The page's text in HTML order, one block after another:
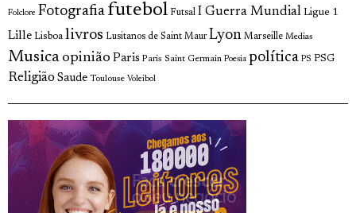
Folclore Fotografia futebol Futsal I Guerra Mundial Ligue 1
Lille Lisboa livros Lusitanos de Saint Maur Lyon Marseille Medias
Musica opinião Paris Paris Saint Germain Poesia política PS PSG
Religião Saude Toulouse Voleibol